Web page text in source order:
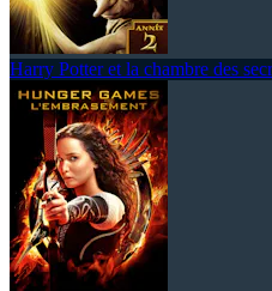
Harry Potter et la chambre des